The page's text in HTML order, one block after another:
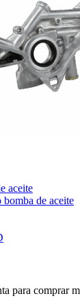
aceite
bomba de aceite
para comprar